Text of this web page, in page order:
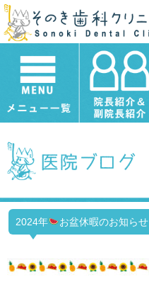
2024年 お盆休暇のお知らせ